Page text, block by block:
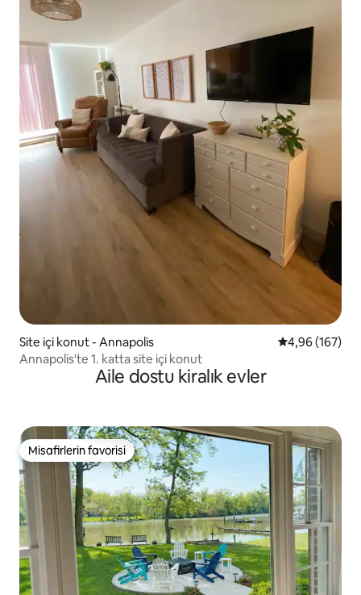
Site içi konut - Annapolis 5 üzerinden
4,96 (167)
Annapolis'te 1. katta site içi konut
Aile dostu kiralık evler
Misafirlerin favorisi
Misafirlerin favorisi